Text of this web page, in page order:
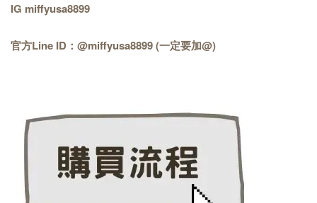
IG miffyusa8899
官方Line ID：@miffyusa8899 (一定要加@)